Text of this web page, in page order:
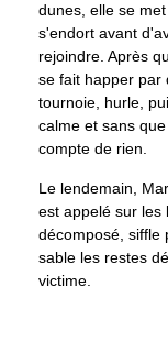
dunes, elle se
s'endort avant
rejoindre. Après
se fait happer par
tournoie, hurle,
calme et sans
compte de rien.
Le lendemain,
est appelé sur les
décomposé, siffle
sable les restes
victime.